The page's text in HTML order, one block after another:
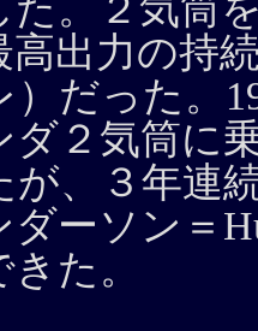
高出力の持
）だった。
ダ２気筒に
が、３年連
ダーソン＝
た。